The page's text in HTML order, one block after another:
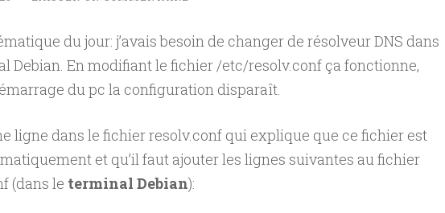
du jour: j’avais besoin de changer de résolveur DNS dans
Debian. En modifiant le fichier /etc/resolv.conf ça fonctionne,
du pc la configuration disparaît.
ligne dans le fichier resolv.conf qui explique que ce fichier est
et qu’il faut ajouter les lignes suivantes au fichier
(dans le terminal Debian):